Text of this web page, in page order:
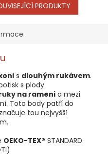
PRODUKTY
s dlouhým rukávem.
s plody
na rameni a mezi
Toto body patří do
tou nejvyšší
OEKO-TEX® STANDARD